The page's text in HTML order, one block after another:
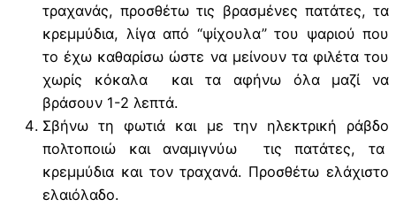
τραχανάς, προσθέτω τις βρασμένες πατάτες, τα
κρεμμύδια, λίγα από “ψίχουλα” του ψαριού που
το έχω καθαρίσω ώστε να μείνουν τα φιλέτα του
χωρίς κόκαλα και τα αφήνω όλα μαζί να
βράσουν 1-2 λεπτά.
Σβήνω τη φωτιά και με την ηλεκτρική ράβδο
πολτοποιώ και αναμιγνύω τις πατάτες, τα
κρεμμύδια και τον τραχανά. Προσθέτω ελάχιστο
ελαιόλαδο.